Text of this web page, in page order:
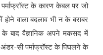
के कारण केबल पर जो
वाला बदलाव भी न के बराबर
बाद वैज्ञानिक अपने मकसद में
सी पर्माफ्रॉस्ट के पिघलने के